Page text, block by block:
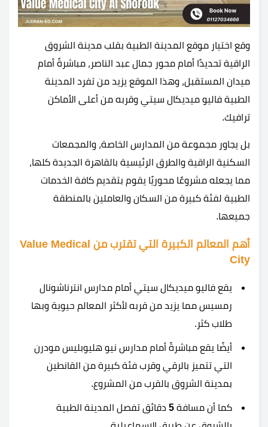
وقع اختيار موقع المدينة الطبية بقلب مدينة الشروق
الراقية تحديدًا أمام محور جمال عبد الناصر، مباشرةً أمام
ميدان المستقبل، وهذا الموقع يزيد من تفرد المدينة
الطبية فاليو ميديكال سيتي وقربه من أعلى الأماكن
ترافيك.
بل يجاور مجموعة من المدارس الخاصة، والمجمعات
السكنية الراقية والطرق الرئيسية بالقاهرة الجديدة كلها،
مما يجعله مشروعًا محوريًا يقوم بتقديم كافة الخدمات
الطبية لفئة كبيرة من السكان والعاملين بالمنطقة
جميعها.
أهم المعالم الكبيرة التي تقترب من Value Medical
City
يقع فاليو ميديكال سيتي أمام مدارس انترناشونال
رمسيس مما يزيد من قربه لأكثر المعالم حيوية وبها
طلاب كثر.
أيضًا يقع مباشرةً أمام مدارس نيو هليوبليس مودرن
التي تتميز بالرقي وقرب فئة كبيرة من القانطين
بمدينة الشروق بالقرب من المشروع.
كما أن مسافة 5 دقائق تفصل المدينة الطبية